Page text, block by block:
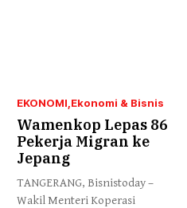
EKONOMI Ekonomi & Bisnis
Wamenkop Lepas 86
Pekerja Migran ke
Jepang
TANGERANG, Bisnistoday –
Wakil Menteri Koperasi